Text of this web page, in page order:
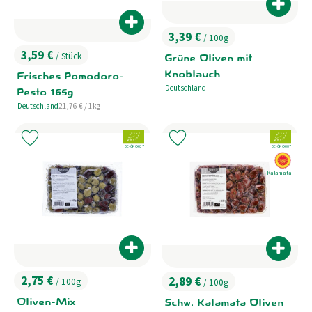
, Preis:
3,59 € / Stück
Frisches Pomodoro-
Pesto 165g
, Herkunft:
Deutschland, Referenzpreis:
21,76 € / 1kg
Produkt zum Warenkorb hinzufügen
, Preis:
3,39 € / 100g
Grüne Oliven mit
Knoblauch
, Herkunft:
Deutschland
, Preis:
2,75 € / 100g
Oliven-Mix
Produkt zum Warenkorb hinzufügen
, Verband:
, Kontrollstelle:
DE-ÖKO-037
Produkt zu Favouriten hinzufügen
, Preis:
2,89 € / 100g
Schw. Kalamata Oliven
, Verband:
, Kontrollstelle:
DE-ÖKO-007
, EU
Kalamata
Produkt zu Favouriten hinzufügen